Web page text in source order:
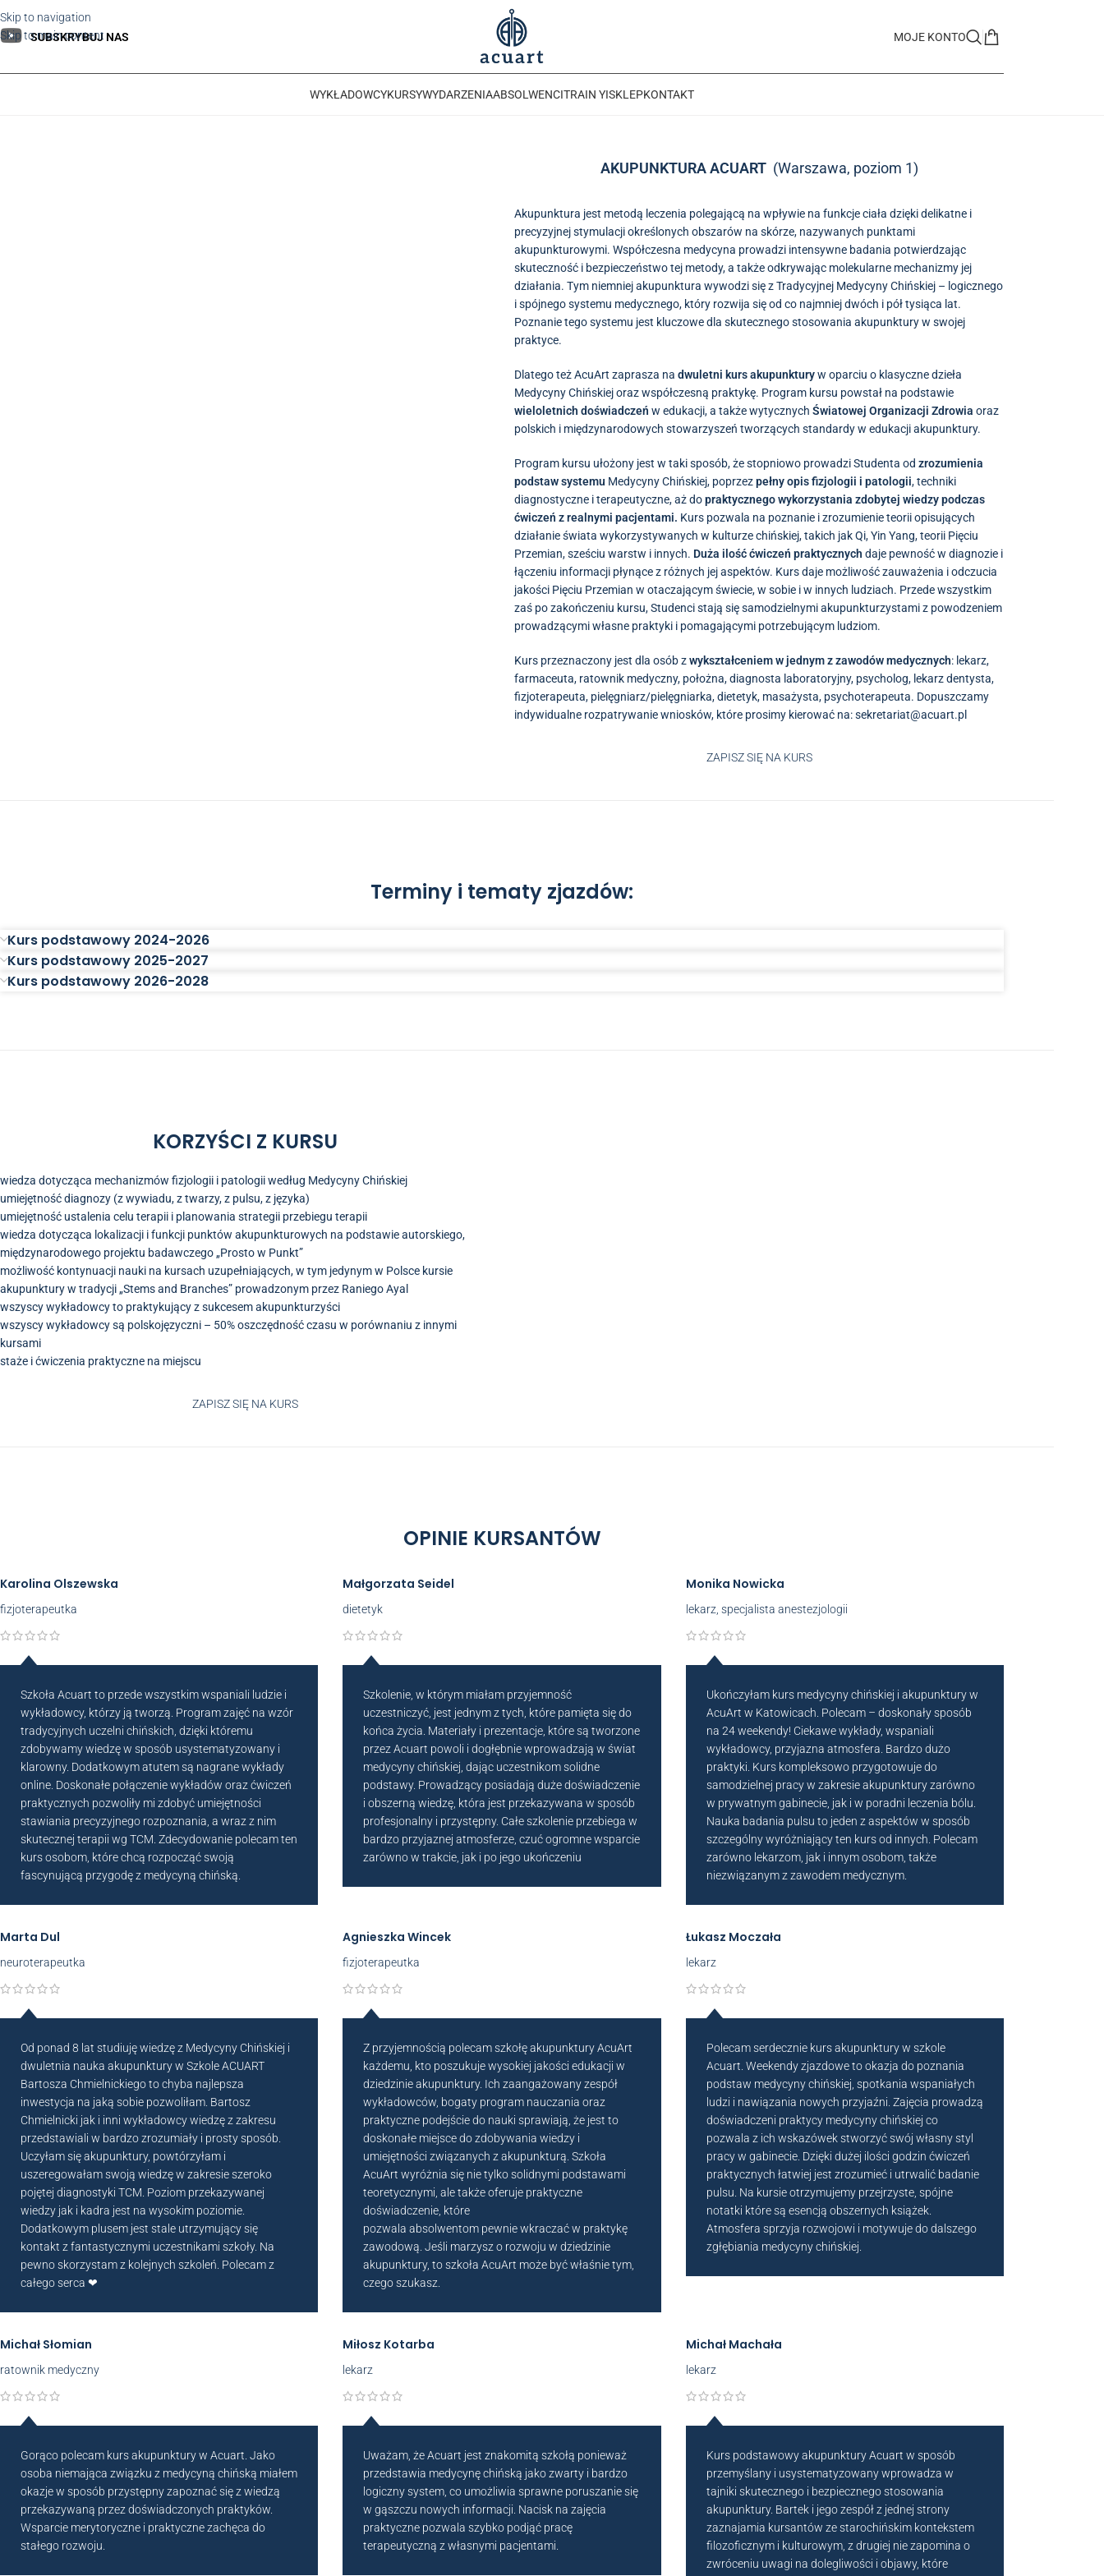
Skip to navigation
Skip to main content
SUBSKRYBUJ NAS MOJE KONTO
WYKŁADOWCYKURSYWYDARZENIAABSOLWENCITRAIN YISKLEPKONTAKT
AKUPUNKTURA ACUART (Warszawa, poziom 1)
Akupunktura jest metodą leczenia polegającą na wpływie na funkcje ciała dzięki delikatne i
precyzyjnej stymulacji określonych obszarów na skórze, nazywanych punktami
akupunkturowymi. Współczesna medycyna prowadzi intensywne badania potwierdzając
skuteczność i bezpieczeństwo tej metody, a także odkrywając molekularne mechanizmy jej
działania. Tym niemniej akupunktura wywodzi się z Tradycyjnej Medycyny Chińskiej – logicznego
i spójnego systemu medycznego, który rozwija się od co najmniej dwóch i pół tysiąca lat.
Poznanie tego systemu jest kluczowe dla skutecznego stosowania akupunktury w swojej
praktyce.
Dlatego też AcuArt zaprasza na dwuletni kurs akupunkturyw oparciu o klasyczne dzieła
Medycyny Chińskiej oraz współczesną praktykę. Program kursu powstał na podstawie
wieloletnich doświadczeń w edukacji, a także wytycznych Światowej Organizacji Zdrowia oraz
polskich i międzynarodowych stowarzyszeń tworzących standardy w edukacji akupunktury.
Program kursu ułożony jest w taki sposób, że stopniowo prowadzi Studenta od zrozumienia
podstaw systemu Medycyny Chińskiej, poprzezpełny opis fizjologii i patologii, techniki
diagnostyczne i terapeutyczne, aż dopraktycznego wykorzystania zdobytej wiedzy podczas
ćwiczeń z realnymi pacjentami. Kurs pozwala na poznanie i zrozumienie teorii opisujących
działanie świata wykorzystywanych w kulturze chińskiej, takich jak Qi, Yin Yang, teorii Pięciu
Przemian, sześciu warstw i innych. Duża ilość ćwiczeń praktycznych daje pewność w diagnozie i
łączeniu informacji płynące z różnych jej aspektów. Kurs daje możliwość zauważenia i odczucia
jakości Pięciu Przemian w otaczającym świecie, w sobie i w innych ludziach. Przede wszystkim
zaś po zakończeniu kursu, Studenci stają się samodzielnymi akupunkturzystami z powodzeniem
prowadzącymi własne praktyki i pomagającymi potrzebującym ludziom.
Kurs przeznaczony jest dla osób zwykształceniem w jednym z zawodów medycznych: lekarz,
farmaceuta, ratownik medyczny, położna, diagnosta laboratoryjny, psycholog, lekarz dentysta,
fizjoterapeuta, pielęgniarz/pielęgniarka, dietetyk, masażysta, psychoterapeuta. Dopuszczamy
indywidualne rozpatrywanie wniosków, które prosimy kierować na: sekretariat@acuart.pl
ZAPISZ SIĘ NA KURS
Terminy i tematy zjazdów:
Kurs podstawowy 2024-2026
Kurs podstawowy 2025-2027
Kurs podstawowy 2026-2028
KORZYŚCI Z KURSU
wiedza dotycząca mechanizmów fizjologii i patologii według Medycyny Chińskiej
umiejętność diagnozy (z wywiadu, z twarzy, z pulsu, z języka)
umiejętność ustalenia celu terapii i planowania strategii przebiegu terapii
wiedza dotycząca lokalizacji i funkcji punktów akupunkturowych na podstawie autorskiego,
międzynarodowego projektu badawczego „Prosto w Punkt”
możliwość kontynuacji nauki na kursach uzupełniających, w tym jedynym w Polsce kursie
akupunktury w tradycji „Stems and Branches” prowadzonym przez Raniego Ayal
wszyscy wykładowcy to praktykujący z sukcesem akupunkturzyści
wszyscy wykładowcy są polskojęzyczni – 50% oszczędność czasu w porównaniu z innymi
kursami
staże i ćwiczenia praktyczne na miejscu
ZAPISZ SIĘ NA KURS
OPINIE KURSANTÓW
Karolina Olszewska
fizjoterapeutka
Szkoła Acuart to przede wszystkim wspaniali ludzie i
wykładowcy, którzy ją tworzą. Program zajęć na wzór
tradycyjnych uczelni chińskich, dzięki któremu
zdobywamy wiedzę w sposób usystematyzowany i
klarowny. Dodatkowym atutem są nagrane wykłady
online. Doskonałe połączenie wykładów oraz ćwiczeń
praktycznych pozwoliły mi zdobyć umiejętności
stawiania precyzyjnego rozpoznania, a wraz z nim
skutecznej terapii wg TCM. Zdecydowanie polecam ten
kurs osobom, które chcą rozpocząć swoją
fascynującą przygodę z medycyną chińską.
Małgorzata Seidel
dietetyk
Szkolenie, w którym miałam przyjemność
uczestniczyć, jest jednym z tych, które pamięta się do
końca życia. Materiały i prezentacje, które są tworzone
przez Acuart powoli i dogłębnie wprowadzają w świat
medycyny chińskiej, dając uczestnikom solidne
podstawy. Prowadzący posiadają duże doświadczenie
i obszerną wiedzę, która jest przekazywana w sposób
profesjonalny i przystępny. Całe szkolenie przebiega w
bardzo przyjaznej atmosferze, czuć ogromne wsparcie
zarówno w trakcie, jak i po jego ukończeniu
Monika Nowicka
lekarz, specjalista anestezjologii
Ukończyłam kurs medycyny chińskiej i akupunktury w
AcuArt w Katowicach. Polecam – doskonały sposób
na 24 weekendy! Ciekawe wykłady, wspaniali
wykładowcy, przyjazna atmosfera. Bardzo dużo
praktyki. Kurs kompleksowo przygotowuje do
samodzielnej pracy w zakresie akupunktury zarówno
w prywatnym gabinecie, jak i w poradni leczenia bólu.
Nauka badania pulsu to jeden z aspektów w sposób
szczególny wyróżniający ten kurs od innych. Polecam
zarówno lekarzom, jak i innym osobom, także
niezwiązanym z zawodem medycznym.
Marta Dul
neuroterapeutka
Od ponad 8 lat studiuję wiedzę z Medycyny Chińskiej i
dwuletnia nauka akupunktury w Szkole ACUART
Bartosza Chmielnickiego to chyba najlepsza
inwestycja na jaką sobie pozwoliłam. Bartosz
Chmielnicki jak i inni wykładowcy wiedzę z zakresu
przedstawiali w bardzo zrozumiały i prosty sposób.
Uczyłam się akupunktury, powtórzyłam i
uszeregowałam swoją wiedzę w zakresie szeroko
pojętej diagnostyki TCM. Poziom przekazywanej
wiedzy jak i kadra jest na wysokim poziomie.
Dodatkowym plusem jest stale utrzymujący się
kontakt z fantastycznymi uczestnikami szkoły. Na
pewno skorzystam z kolejnych szkoleń. Polecam z
całego serca ❤
Agnieszka Wincek
fizjoterapeutka
Z przyjemnością polecam szkołę akupunktury AcuArt
każdemu, kto poszukuje wysokiej jakości edukacji w
dziedzinie akupunktury. Ich zaangażowany zespół
wykładowców, bogaty program nauczania oraz
praktyczne podejście do nauki sprawiają, że jest to
doskonałe miejsce do zdobywania wiedzy i
umiejętności związanych z akupunkturą. Szkoła
AcuArt wyróżnia się nie tylko solidnymi podstawami
teoretycznymi, ale także oferuje praktyczne
doświadczenie, które
pozwala absolwentom pewnie wkraczać w praktykę
zawodową. Jeśli marzysz o rozwoju w dziedzinie
akupunktury, to szkoła AcuArt może być właśnie tym,
czego szukasz.
Łukasz Moczała
lekarz
Polecam serdecznie kurs akupunktury w szkole
Acuart. Weekendy zjazdowe to okazja do poznania
podstaw medycyny chińskiej, spotkania wspaniałych
ludzi i nawiązania nowych przyjaźni. Zajęcia prowadzą
doświadczeni praktycy medycyny chińskiej co
pozwala z ich wskazówek stworzyć swój własny styl
pracy w gabinecie. Dzięki dużej ilości godzin ćwiczeń
praktycznych łatwiej jest zrozumieć i utrwalić badanie
pulsu. Na kursie otrzymujemy przejrzyste, spójne
notatki które są esencją obszernych książek.
Atmosfera sprzyja rozwojowi i motywuje do dalszego
zgłębiania medycyny chińskiej.
Michał Słomian
ratownik medyczny
Gorąco polecam kurs akupunktury w Acuart. Jako
osoba niemająca związku z medycyną chińską miałem
okazje w sposób przystępny zapoznać się z wiedzą
przekazywaną przez doświadczonych praktyków.
Wsparcie merytoryczne i praktyczne zachęca do
stałego rozwoju.
Miłosz Kotarba
lekarz
Uważam, że Acuart jest znakomitą szkołą ponieważ
przedstawia medycynę chińską jako zwarty i bardzo
logiczny system, co umożliwia sprawne poruszanie się
w gąszczu nowych informacji. Nacisk na zajęcia
praktyczne pozwala szybko podjąć pracę
terapeutyczną z własnymi pacjentami.
Michał Machała
lekarz
Kurs podstawowy akupunktury Acuart w sposób
przemyślany i usystematyzowany wprowadza w
tajniki skutecznego i bezpiecznego stosowania
akupunktury. Bartek i jego zespół z jednej strony
zaznajamia kursantów ze starochińskim kontekstem
filozoficznym i kulturowym, z drugiej nie zapomina o
zwróceniu uwagi na dolegliwości i objawy, które